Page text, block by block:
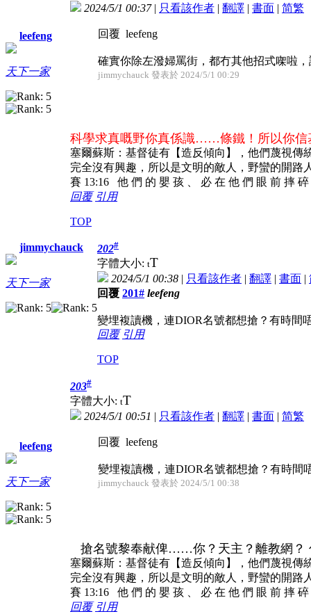
leefeng
天下一家
2024/5/1 00:37| 只看該作者 | 翻譯 | 書面 | 简繁
回覆 leefeng
確實你除左潑婦罵街，都冇其他招式㗎啦
jimmychauck 發表於 2024/5/1 00:29
科學求真嘅野你真係識……條鐵！所以你信
塞爾蘇斯：基督徒有【造反傾向】，他們蔑視傳
完全沒有興趣，所以是文明的敵人，野蠻的開路
賽 13:16 他 們 的 嬰 孩 、 必 在 他 們 眼 前 摔
回覆 引用
TOP
jimmychauck
天下一家
202#
字體大小: tT
2024/5/1 00:38 | 只看該作者 | 翻譯 | 書面 |
回覆 201# leefeng
變埋複讀機，連DIOR名號都想搶？有時間
回覆 引用
TOP
leefeng
天下一家
203#
字體大小: tT
2024/5/1 00:51 | 只看該作者 | 翻譯 | 書面 | 简繁
回覆 leefeng
變埋複讀機，連DIOR名號都想搶？有時間
jimmychauck 發表於 2024/5/1 00:38
搶名號黎奉献俾……你？天主？離教網？
塞爾蘇斯：基督徒有【造反傾向】，他們蔑視傳
完全沒有興趣，所以是文明的敵人，野蠻的開路
賽 13:16 他 們 的 嬰 孩 、 必 在 他 們 眼 前 摔
回覆 引用